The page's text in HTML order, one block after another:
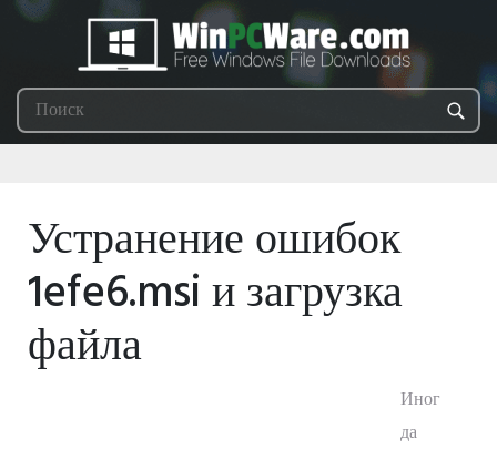
Устранение ошибок
1efe6.msi и загрузка
файла
Иног
да